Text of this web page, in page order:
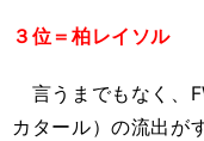
３位＝柏レイソル
言うまでもなく、
カタール）の流出が